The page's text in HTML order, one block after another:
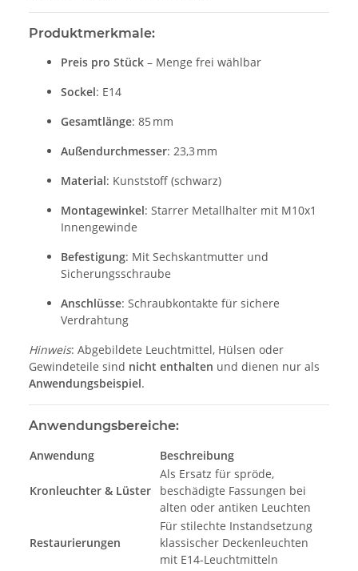
Produktmerkmale:
Preis pro Stück – Menge frei wählbar
Sockel: E14
Gesamtlänge: 85 mm
Außendurchmesser: 23,3 mm
Material: Kunststoff (schwarz)
Montagewinkel: Starrer Metallhalter mit M10x1
Innengewinde
Befestigung: Mit Sechskantmutter und
Sicherungsschraube
Anschlüsse: Schraubkontakte für sichere
Verdrahtung
Hinweis: Abgebildete Leuchtmittel, Hülsen oder
Gewindeteile sind nicht enthalten und dienen nur als
Anwendungsbeispiel.
Anwendungsbereiche:
Anwendung
Beschreibung
Kronleuchter & Lüster
Als Ersatz für spröde,
beschädigte Fassungen bei
alten oder antiken Leuchten
Restaurierungen
Für stilechte Instandsetzung
klassischer Deckenleuchten
mit E14-Leuchtmitteln